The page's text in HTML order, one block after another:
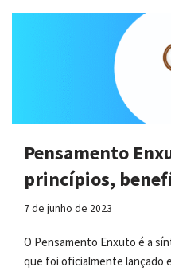
Pensamento
princípios,
7 de junho de 2023
O Pensamento Enxuto é a
que foi oficialmente lançado